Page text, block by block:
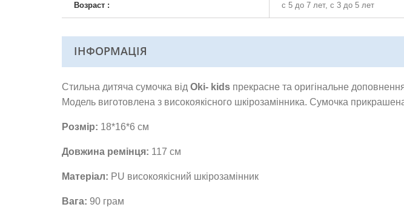
Возраст : с 5 до 7 лет, с 3 до 5 лет
ІНФОРМАЦІЯ
Стильна дитяча сумочка від Oki- kids прекрасне та оригінальне
Модель виготовлена з високоякісного шкірозамінника. Сумочка
Розмір: 18*16*6 см
Довжина ремінця: 117 см
Матеріал: PU високоякісний шкірозамінник
Вага: 90 грам